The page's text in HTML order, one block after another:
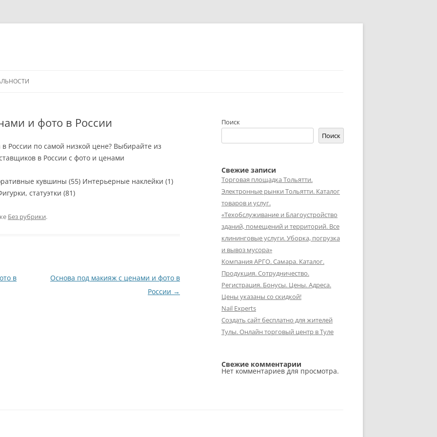
и фото в России
в России по самой низкой цене? Выбирайте из
в России с фото и ценами
кувшины (55) Интерьерные наклейки (1)
статуэтки (81)
Без рубрики.
в
Основа под макияж с ценами и фото в
России →
Поиск
Поиск
Свежие записи
Торговая площадка Тольятти.
Электронные рынки Тольятти. Каталог
товаров и услуг.
«Техобслуживание и Благоустройство
зданий, помещений и территорий. Все
клининговые услуги. Уборка, погрузка
и вывоз мусора»
Компания АРГО. Самара. Каталог.
Продукция. Сотрудничество.
Регистрация. Бонусы. Цены. Адреса.
Цены указаны со скидкой!
Nail Experts
Создать сайт бесплатно для жителей
Тулы. Онлайн торговый центр в Туле
Свежие комментарии
Нет комментариев для просмотра.